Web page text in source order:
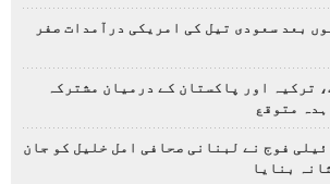
بعد سعودی تیل کی امریکی درآمدات صفر
ترکیہ اور پاکستان کے درمیان مشترکہ
متوقع
فوج نے لبنانی صحافی امل خلیل کو جان
بنایا